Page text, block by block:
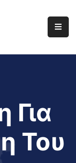
Για
Του